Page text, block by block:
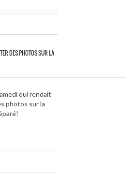
DES PHOTOS SUR LA
qui rendait
photos sur la